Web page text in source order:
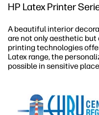
HP Latex Printer
A beautiful interior
are not only aesthetic but
printing technologies
Latex range, the
possible in sensitive